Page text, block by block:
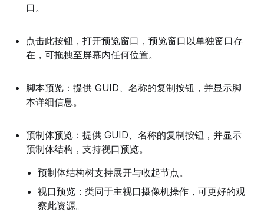
口。
点击此按钮，打开预览窗口，预览窗口以单独窗口存
在，可拖拽至屏幕内任何位置。
脚本预览：提供 GUID、名称的复制按钮，并显示脚
本详细信息。
预制体预览：提供 GUID、名称的复制按钮，并显示
预制体结构，支持视口预览。
预制体结构树支持展开与收起节点。
视口预览：类同于主视口摄像机操作，可更好的观
察此资源。